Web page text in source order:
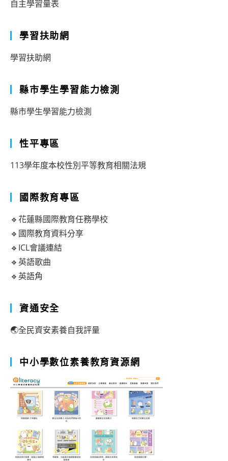
自主學習量表
學習扶助網
學習扶助網
縣市學生學習能力檢測
縣市學生學習能力檢測
性平專區
113學年度本校性別平等教育相關法規
國際教育專區
🔹花蓮縣國際教育任務學校
🔹國際教育資料分享
🔹ICL會議連結
🔹英語歌曲
🔹英語角
資通安全
🌏全民資安素養自我評量
中小學數位素養教育資源網